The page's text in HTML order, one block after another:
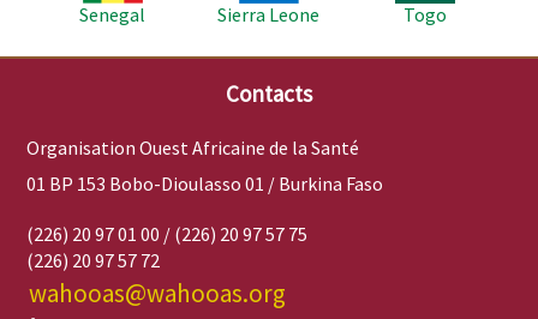
Senegal
Sierra Leone
Togo
Contacts
Organisation Ouest Africaine de la Santé
01 BP 153 Bobo-Dioulasso 01 / Burkina Faso
(226) 20 97 01 00 / (226) 20 97 57 75
(226) 20 97 57 72
wahooas@wahooas.org